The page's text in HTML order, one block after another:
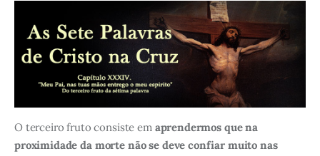
O terceiro fruto consiste em aprendermos que na
proximidade da morte não se deve confiar muito nas